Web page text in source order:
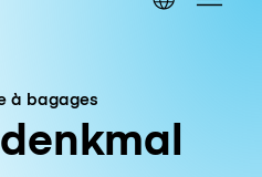
à bagages